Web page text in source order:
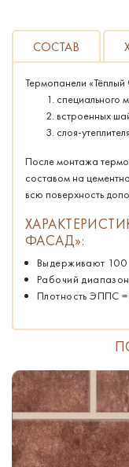
СОСТАВ
Термопанели
специального
встроенных
слоя-
После монтажа
составом на
всю поверхность
ФАСАД»:
Выдерживают 100
Рабочий
Плотность ЭППС